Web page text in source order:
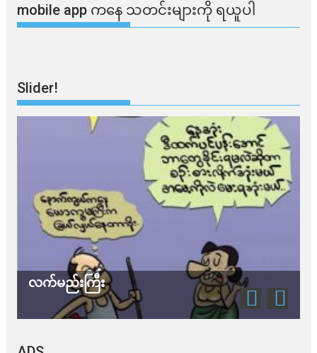
mobile app ​​ကနေ ​​သတင်းများကို ရယူပါ
Slider!
သတိ အိုမီခရွန်တဲ့